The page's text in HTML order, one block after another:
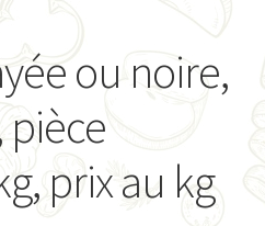
ou noire,
pièce
prix au kg